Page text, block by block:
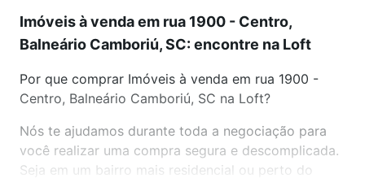
Imóveis à venda em rua 1900 - Centro,
Balneário Camboriú, SC: encontre na Loft
Por que comprar Imóveis à venda em rua 1900 -
Centro, Balneário Camboriú, SC na Loft?
Nós te ajudamos durante toda a negociação para
você realizar uma compra segura e descomplicada.
Seja em um bairro mais residencial ou perto do